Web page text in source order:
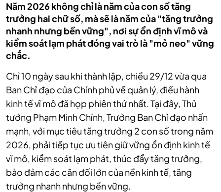
Năm 2026 không chỉ là năm của con số tăng
trưởng hai chữ số, mà sẽ là năm của "tăng trưởng
nhanh nhưng bền vững", nơi sự ổn định vĩ mô và
kiểm soát lạm phát đóng vai trò là "mỏ neo" vững
chắc.
Chỉ 10 ngày sau khi thành lập, chiều 29/12 vừa qua
Ban Chỉ đạo của Chính phủ về quản lý, điều hành
kinh tế vĩ mô đã họp phiên thứ nhất. Tại đây, Thủ
tướng Phạm Minh Chính, Trưởng Ban Chỉ đạo nhấn
mạnh, với mục tiêu tăng trưởng 2 con số trong năm
2026, phải tiếp tục ưu tiên giữ vững ổn định kinh tế
vĩ mô, kiểm soát lạm phát, thúc đẩy tăng trưởng,
bảo đảm các cân đối lớn của nền kinh tế, tăng
trưởng nhanh nhưng bền vững.